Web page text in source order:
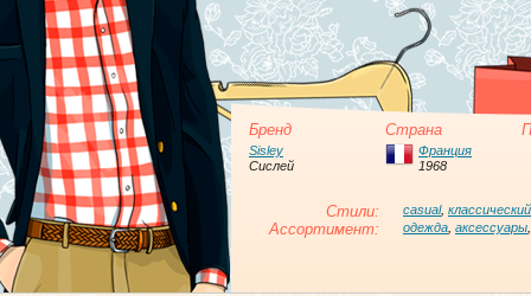
Бренд Страна
Sisley
Сислей
Франция
1968
Стили: casual, классический
Ассортимент: одежда аксессуары